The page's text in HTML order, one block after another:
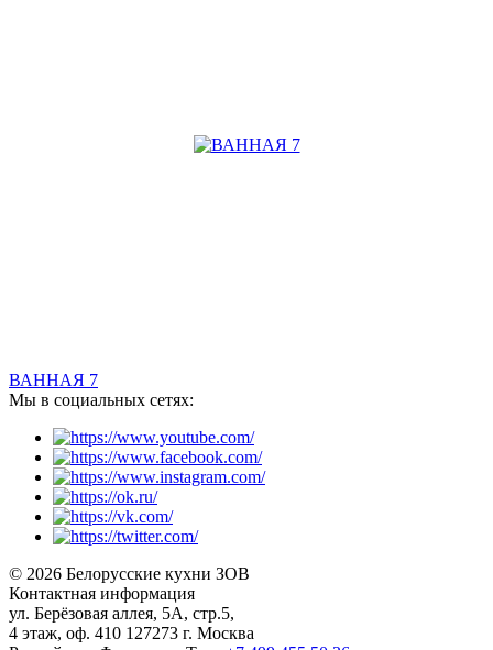
ВАННАЯ 7
Мы в социальных сетях:
© 2026 Белорусские кухни ЗОВ
Контактная информация
ул. Берёзовая аллея, 5А, стр.5,
4 этаж, оф. 410 127273 г. Москва